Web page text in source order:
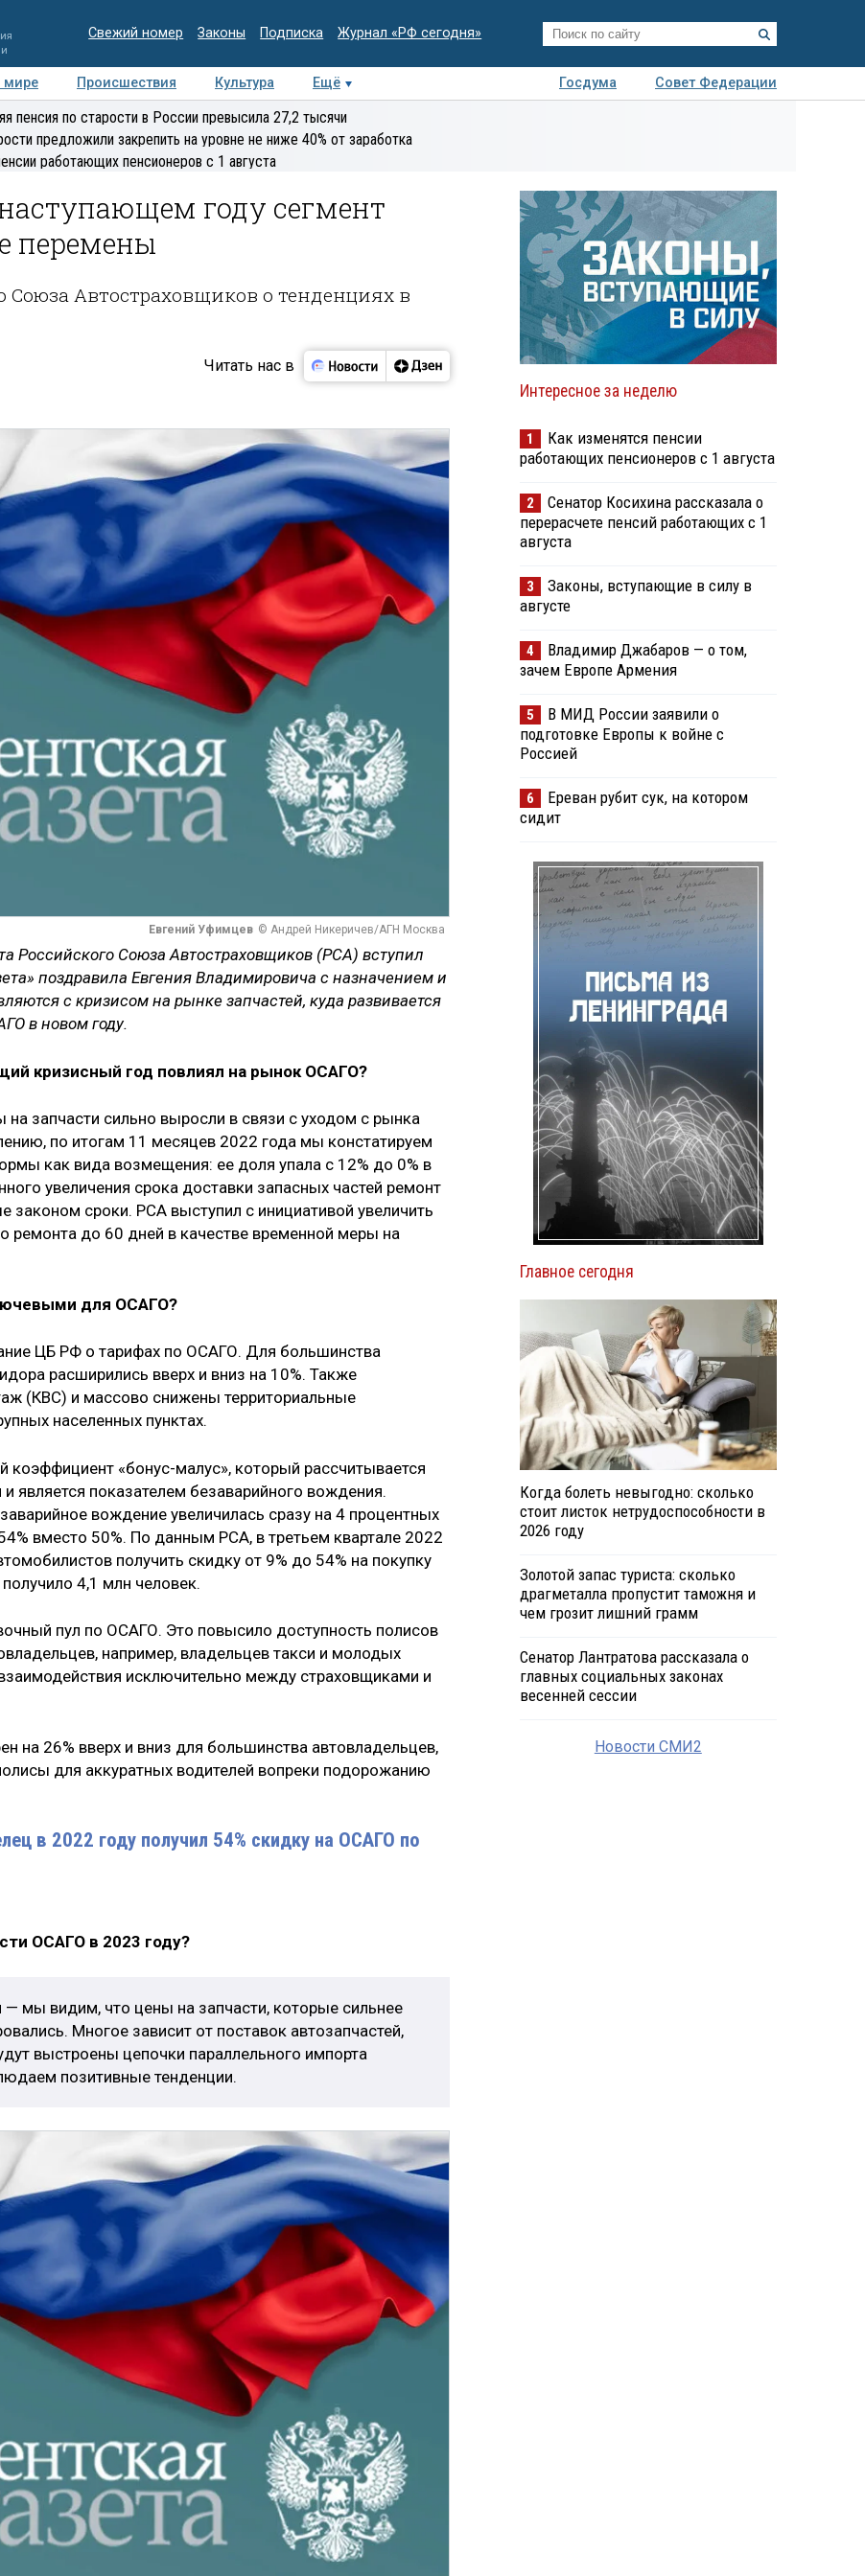
Свежий номер Законы Подписка Журнал «РФ сегодня»
мире Происшествия Культура Ещё Госдума
Совет Федерации
Медиацентр Интервью Колумнисты
экспертиза
пенсия по старости в России превысила 27,2 тысячи
предложили закрепить на уровне не ниже 40% от заработка
работающих пенсионеров с 1 августа
году сегмент
перемены
Союза Автостраховщиков о тенденциях в
Читать нас в
Евгений Уфимцев © Андрей Никеричев/АГН Москва
Российского Союза Автостраховщиков (РСА) вступил
поздравила Евгения Владимировича с назначением и
с кризисом на рынке запчастей, куда развивается
в новом году.
кризисный год повлиял на рынок ОСАГО?
запчасти сильно выросли в связи с уходом с рынка
по итогам 11 месяцев 2022 года мы констатируем
как вида возмещения: ее доля упала с 12% до 0% в
увеличения срока доставки запасных частей ремонт
законом сроки. РСА выступил с инициативой увеличить
ремонта до 60 дней в качестве временной меры на
для ОСАГО?
ЦБ РФ о тарифах по ОСАГО. Для большинства
расширились вверх и вниз на 10%. Также
(КВС) и массово снижены территориальные
населенных пунктах.
коэффициент «бонус-малус», который рассчитывается
является показателем безаварийного вождения.
вождение увеличилась сразу на 4 процентных
вместо 50%. По данным РСА, в третьем квартале 2022
получить скидку от 9% до 54% на покупку
4,1 млн человек.
пул по ОСАГО. Это повысило доступность полисов
например, владельцев такси и молодых
исключительно между страховщиками и
на 26% вверх и вниз для большинства автовладельцев,
для аккуратных водителей вопреки подорожанию
в 2022 году получил 54% скидку на ОСАГО по
ОСАГО в 2023 году?
мы видим, что цены на запчасти, которые сильнее
Многое зависит от поставок автозапчастей,
выстроены цепочки параллельного импорта
позитивные тенденции.
Интересное за неделю
1
Как изменятся пенсии
работающих пенсионеров с 1 августа
2
Сенатор Косихина рассказала о
перерасчете пенсий работающих с 1
августа
3
Законы, вступающие в силу в
августе
4
Владимир Джабаров — о том,
зачем Европе Армения
5
В МИД России заявили о
подготовке Европы к войне с
Россией
6
Ереван рубит сук, на котором
сидит
Главное сегодня
Когда болеть невыгодно: сколько
стоит листок нетрудоспособности в
2026 году
Золотой запас туриста: сколько
драгметалла пропустит таможня и
чем грозит лишний грамм
Сенатор Лантратова рассказала о
главных социальных законах
весенней сессии
Новости СМИ2